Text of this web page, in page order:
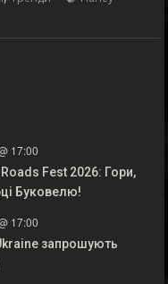
17:00
Fest 2026: Гори,
Буковелю!
17:00
запрошують